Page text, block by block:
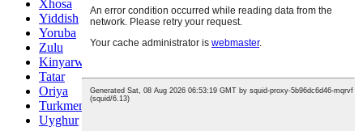
Xhosa
Yiddish
Yoruba
Zulu
Kinyarwanda
Tatar
Oriya
Turkmen
Uyghur